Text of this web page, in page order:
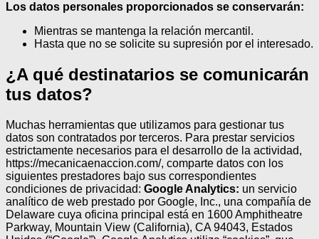
Los datos personales proporcionados se conservarán:
Mientras se mantenga la relación mercantil.
Hasta que no se solicite su supresión por el interesado.
¿A qué destinatarios se comunicarán
tus datos?
Muchas herramientas que utilizamos para gestionar tus
datos son contratados por terceros. Para prestar servicios
estrictamente necesarios para el desarrollo de la actividad,
https://mecanicaenaccion.com/, comparte datos con los
siguientes prestadores bajo sus correspondientes
condiciones de privacidad: Google Analytics: un servicio
analítico de web prestado por Google, Inc., una compañía de
Delaware cuya oficina principal está en 1600 Amphitheatre
Parkway, Mountain View (California), CA 94043, Estados